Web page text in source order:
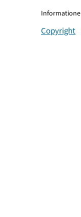
Copyright